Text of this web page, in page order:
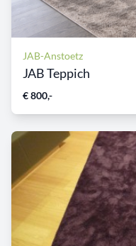
JAB-Anstoetz
JAB Teppich
€ 800,-